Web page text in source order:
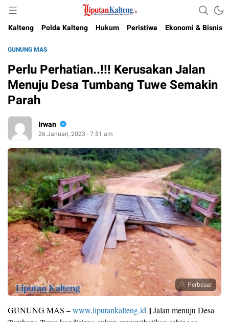
Liputan Kalteng
Akurat, Terpercaya & Independent
Kalteng
Polda Kalteng Hukum Peristiwa Ekonomi & Bisnis
GUNUNG MAS
Perlu Perhatian..!!! Kerusakan Jalan
Menuju Desa Tumbang Tuwe Semakin
Parah
Irwan
26 Januari, 2023 - 7:51 am
Perbesar
GUNUNG MAS –www.liputankalteng.id || Jalan menuju Desa